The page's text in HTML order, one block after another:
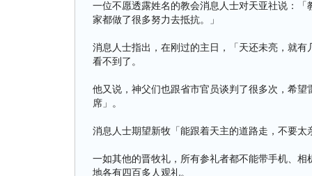
一位不愿透露姓名的教会消息人士对天亚社说：
家都做了很多努力去抵抗。」
消息人士指出，在刚过的主日，「天还未亮，就
看不到了。
他又说，神父们也跟省市官员谈判了很多次，希
席」。
消息人士期望新牧「能跟着天主的道路走，不要
一如其他的晋牧礼，所有参礼者都不能带手机、
地各有四百多人观礼。